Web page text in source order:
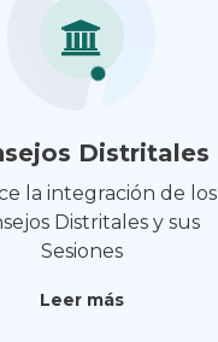
Distritales
la integración de los
Distritales y sus
Sesiones
Leer más